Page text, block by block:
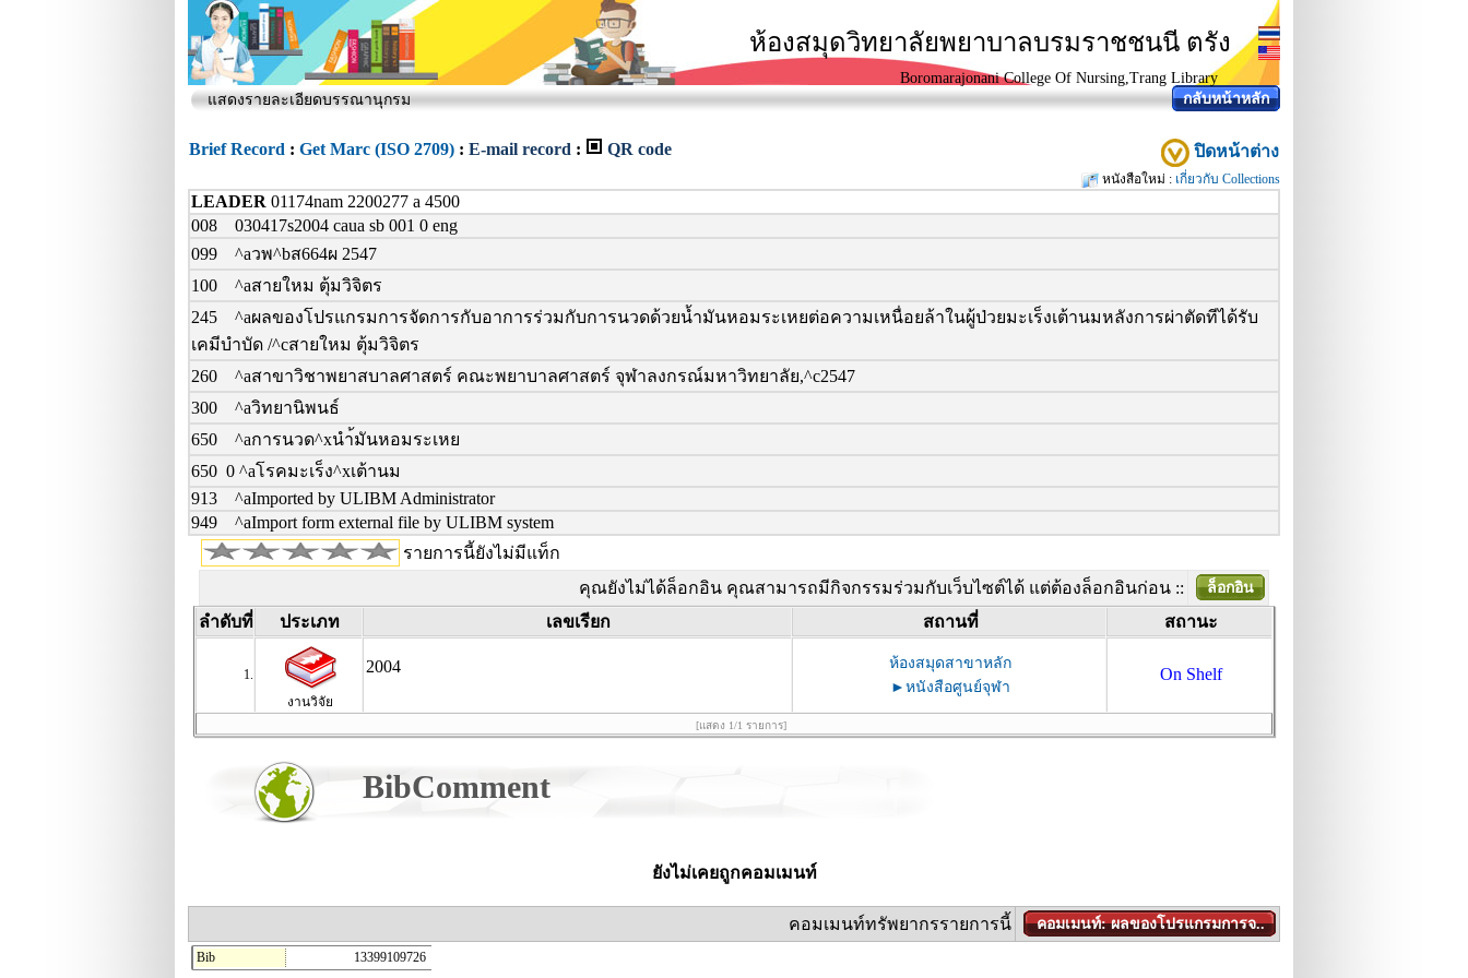
ห้องสมุดวิทยาลัยพยาบาลบรมราชชนนี ตรัง
Boromarajonani College Of Nursing,Trang Library
แสดงรายละเอียดบรรณานุกรม
กลับหน้าหลัก
Brief Record : Get Marc (ISO 2709) : E-mail record : QR code ปิดหน้าต่าง
หนังสือใหม่ : เกี่ยวกับ Collections
LEADER 01174nam 2200277 a 4500
008 030417s2004 caua sb 001 0 eng
099 ^aวพ^bส664ผ 2547
100 ^aสายใหม ตุ้มวิจิตร
245 ^aผลของโปรแกรมการจัดการกับอาการร่วมกับการนวดด้วยน้ำมันหอมระเหยต่อความเหนื่อยล้าในผู้ป่วยมะเร็งเต้านมหลังการผ่าตัดทีได้รับ
เคมีบำบัด /^cสายใหม ตุ้มวิจิตร
260 ^aสาขาวิชาพยาสบาลศาสตร์ คณะพยาบาลศาสตร์ จุฬาลงกรณ์มหาวิทยาลัย,^c2547
300 ^aวิทยานิพนธ์
650 ^aการนวด^xนำ้มันหอมระเหย
650 0 ^aโรคมะเร็ง^xเต้านม
913 ^aImported by ULIBM Administrator
949 ^aImport form external file by ULIBM system
รายการนี้ยังไม่มีแท็ก
คุณยังไม่ได้ล็อกอิน คุณสามารถมีกิจกรรมร่วมกับเว็บไซต์ได้ แต่ต้องล็อกอินก่อน ::
ล็อกอิน
ลำดับที่ ประเภท เลขเรียก สถานที่ สถานะ
1.
งานวิจัย
2004
ห้องสมุดสาขาหลัก
►หนังสือศูนย์จุฬา
On Shelf
[แสดง 1/1 รายการ]
BibComment
ยังไม่เคยถูกคอมเมนท์
คอมเมนท์ทรัพยากรรายการนี้ คอมเมนท์: ผลของโปรแกรมการจ..
Bib 13399109726